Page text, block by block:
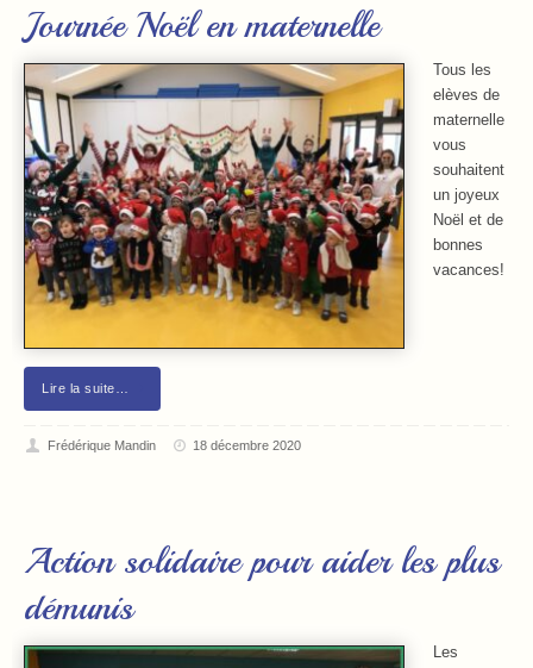
Journée Noël en maternelle
Tous les
elèves de
maternelle
vous
souhaitent
un joyeux
Noël et de
bonnes
vacances!
Lire la suite…
Frédérique Mandin 18 décembre 2020
Action solidaire pour aider les plus
démunis
Les